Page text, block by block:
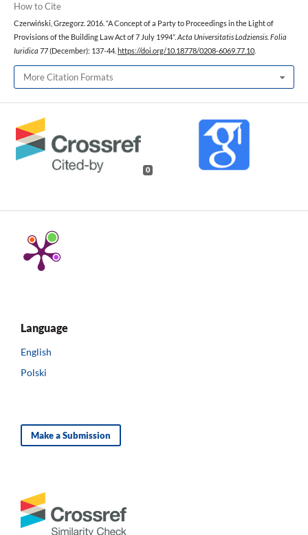
How to Cite
Czerwiński, Grzegorz. 2016. “A Concept of a Party to Proceedings in the Light of
Provisions of the Building Law Act of 7 July 1994”.Acta Universitatis Lodziensis. Folia
Iuridica 77 (December): 137-44. https://doi.org/10.18778/0208-6069.77.10.
More Citation Formats
0
Language
English
Polski
Make a Submission